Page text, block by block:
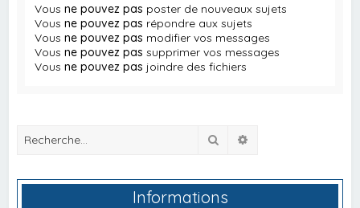
Vousne pouvez pas poster de nouveaux sujets
Vousne pouvez pas répondre aux sujets
Vousne pouvez pas modifier vos messages
Vousne pouvez pas supprimer vos messages
Vousne pouvez pas joindre des fichiers
Rechercher
Informations